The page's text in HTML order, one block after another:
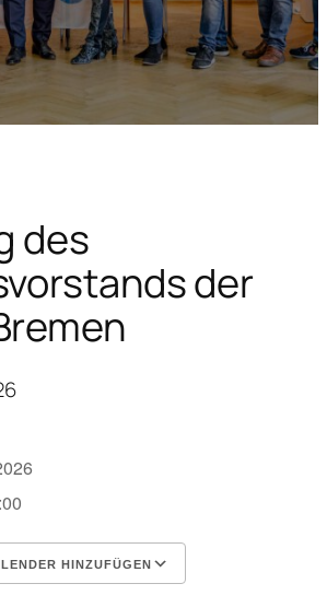
des
der
HINZUFÜGEN